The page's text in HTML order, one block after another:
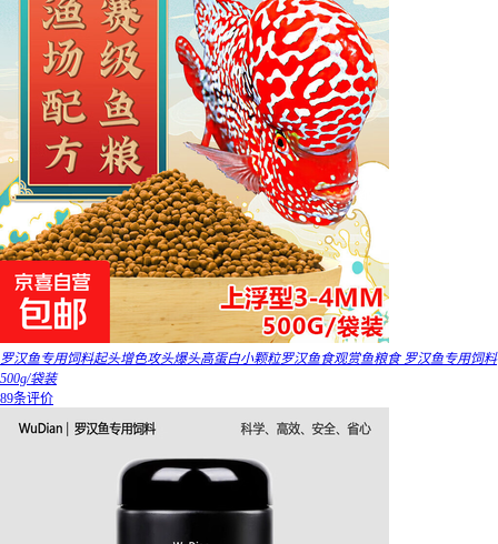
罗汉鱼专用饲料起头增色攻头爆头高蛋白小颗粒罗汉鱼食观赏鱼粮食 罗汉鱼专用饲料
500g/袋装
89条评价